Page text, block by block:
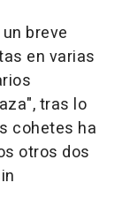
breve
en varias
tras lo
cohetes ha
otros dos